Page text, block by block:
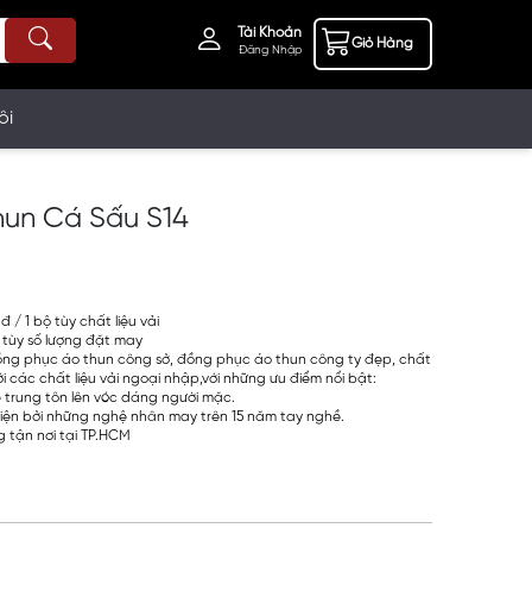
Tài Khoản
Đăng Nhập Giỏ Hàng
Cá Sấu S14
/ 1 bộ tùy chất liệu vải
số lượng đặt may
phục áo thun công sở, đồng phục áo thun công ty đẹp, chất
các chất liệu vải ngoại nhập,với những ưu điểm nổi bật:
tôn lên vóc dáng người mặc.
bởi những nghệ nhân may trên 15 năm tay nghề.
nơi tại TP.HCM